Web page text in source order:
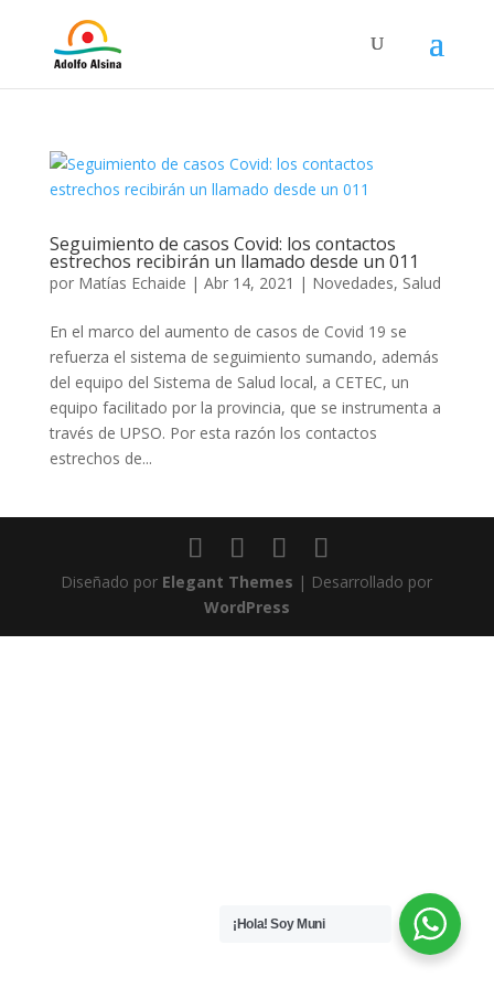
Seguimiento de casos Covid: los contactos
estrechos recibirán un llamado desde un 011
por Matías Echaide | Abr 14, 2021 | Novedades, Salud
En el marco del aumento de casos de Covid 19 se
refuerza el sistema de seguimiento sumando, además
del equipo del Sistema de Salud local, a CETEC, un
equipo facilitado por la provincia, que se instrumenta a
través de UPSO. Por esta razón los contactos
estrechos de...
Diseñado por Elegant Themes | Desarrollado por
WordPress
¡Hola! Soy Muni